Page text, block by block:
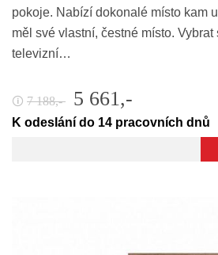
pokoje. Nabízí dokonalé místo kam
měl své vlastní, čestné místo.
televizní…
🛈 7 188,- 5 661,-
K odeslání do 14 pracovních dnů